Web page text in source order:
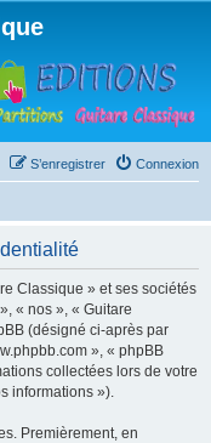
Connexion
S’enregistrer
Classique » et ses sociétés
« nos », « Guitare
(désigné ci-après par
», « phpBB
collectées lors de votre
informations »).
Premièrement, en